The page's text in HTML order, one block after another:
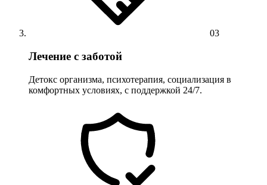
03
Лечение с заботой
Детокс организма, психотерапия, социализация в
комфортных условиях, с поддержкой 24/7.